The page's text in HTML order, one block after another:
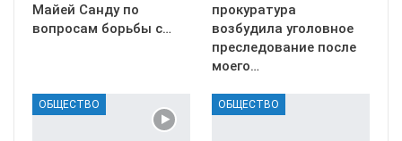
Майей Санду по
вопросам борьбы с…
прокуратура
возбудила уголовное
преследование после
моего…
ОБЩЕСТВО ОБЩЕСТВО